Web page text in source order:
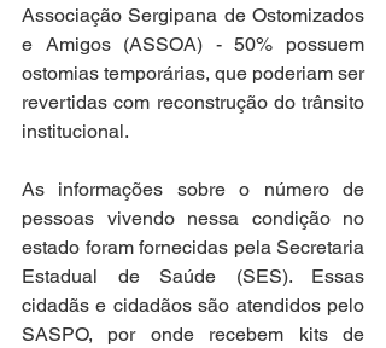
Associação Sergipana de Ostomizados
e Amigos (ASSOA) - 50% possuem
ostomias temporárias, que poderiam ser
revertidas com reconstrução do trânsito
institucional.
As informações sobre o número de
pessoas vivendo nessa condição no
estado foram fornecidas pela Secretaria
Estadual de Saúde (SES). Essas
cidadãs e cidadãos são atendidos pelo
SASPO, por onde recebem kits de